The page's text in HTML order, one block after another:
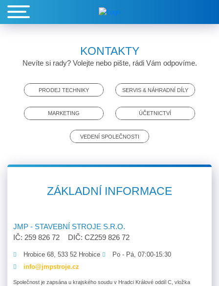
KONTAKTY
Nevíte si rady? Volejte nebo pište, rádi Vám odpovíme.
PRODEJ TECHNIKY SERVIS & NÁHRADNÍ DÍLY
MARKETING ÚČETNICTVÍ
VEDENÍ SPOLEČNOSTI
ZÁKLADNÍ INFORMACE
JMP - STAVEBNÍ STROJE S.R.O.
IČ: 259 826 72
DIČ: CZ259 826 72
Hrobice 68, 533 52 Hrobice
Po - Pá, 07:00-15:30
info@jmpstroje.cz
Společnost je zapsána u krajského soudu v Hradci Králové oddíl C, vložka